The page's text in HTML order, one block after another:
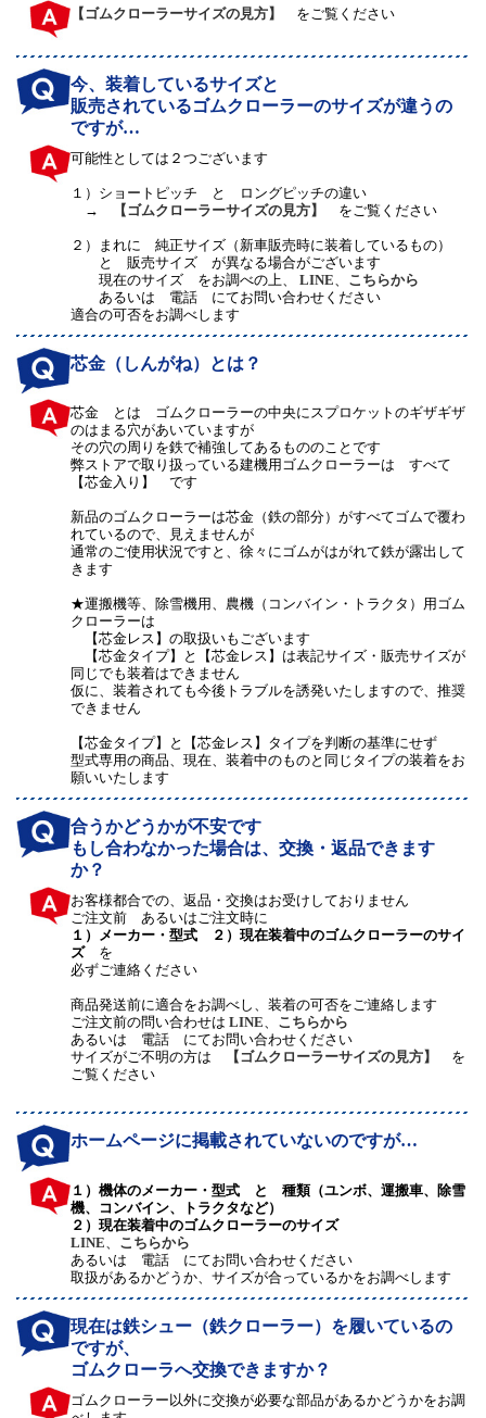
【ゴムクローラーサイズの見方】 をご覧ください
今、装着しているサイズと
販売されているゴムクローラーのサイズが違うの
ですが…
可能性としては２つございます
１） ショートピッチ と ロングピッチの違い
→
【ゴムクローラーサイズの見方】 をご覧ください
２）
まれに 純正サイズ（新車販売時に装着しているもの）
と 販売サイズ が異なる場合がございます
現在のサイズ をお調べの上、LINE、 こちらから
あるいは 電話 にてお問い合わせください
適合の可否をお調べします
芯金（しんがね）とは？
芯金 とは ゴムクローラーの中央にスプロケットのギザギザ
のはまる穴があいていますが
その穴の周りを鉄で補強してあるもののことです
弊ストアで取り扱っている建機用ゴムクローラーは すべて
【芯金入り】 です
新品のゴムクローラーは芯金（鉄の部分）がすべてゴムで覆わ
れているので、見えませんが
通常のご使用状況ですと、徐々にゴムがはがれて鉄が露出して
きます
★運搬機等、除雪機用、農機（コンバイン・トラクタ）用ゴム
クローラーは
【芯金レス】の取扱いもございます
【芯金タイプ】と【芯金レス】は表記サイズ・販売サイズが
同じでも装着はできません
仮に、装着されても今後トラブルを誘発いたしますので、推奨
できません
【芯金タイプ】と【芯金レス】タイプを判断の基準にせず
型式専用の商品、現在、装着中のものと同じタイプの装着をお
願いいたします
合うかどうかが不安です
もし合わなかった場合は、交換・返品できます
か？
お客様都合での、返品・交換はお受けしておりません
ご注文前 あるいはご注文時に
１）メーカー・型式 ２）現在装着中のゴムクローラーのサイ
ズを
必ずご連絡ください
商品発送前に適合をお調べし、装着の可否をご連絡します
ご注文前の問い合わせはLINE、 こちらから
あるいは 電話 にてお問い合わせください
サイズがご不明の方は
【ゴムクローラーサイズの見方】
を
ご覧ください
ホームページに掲載されていないのですが…
１）機体のメーカー・型式 と 種類（ユンボ、運搬車、除雪
機、コンバイン、トラクタなど）
２）現在装着中のゴムクローラーのサイズ
LINE
こちらから
あるいは 電話 にてお問い合わせください
取扱があるかどうか、サイズが合っているかをお調べします
現在は鉄シュー（鉄クローラー）を履いているの
ですが、
ゴムクローラへ交換できますか？
ゴムクローラー以外に交換が必要な部品があるかどうかをお調